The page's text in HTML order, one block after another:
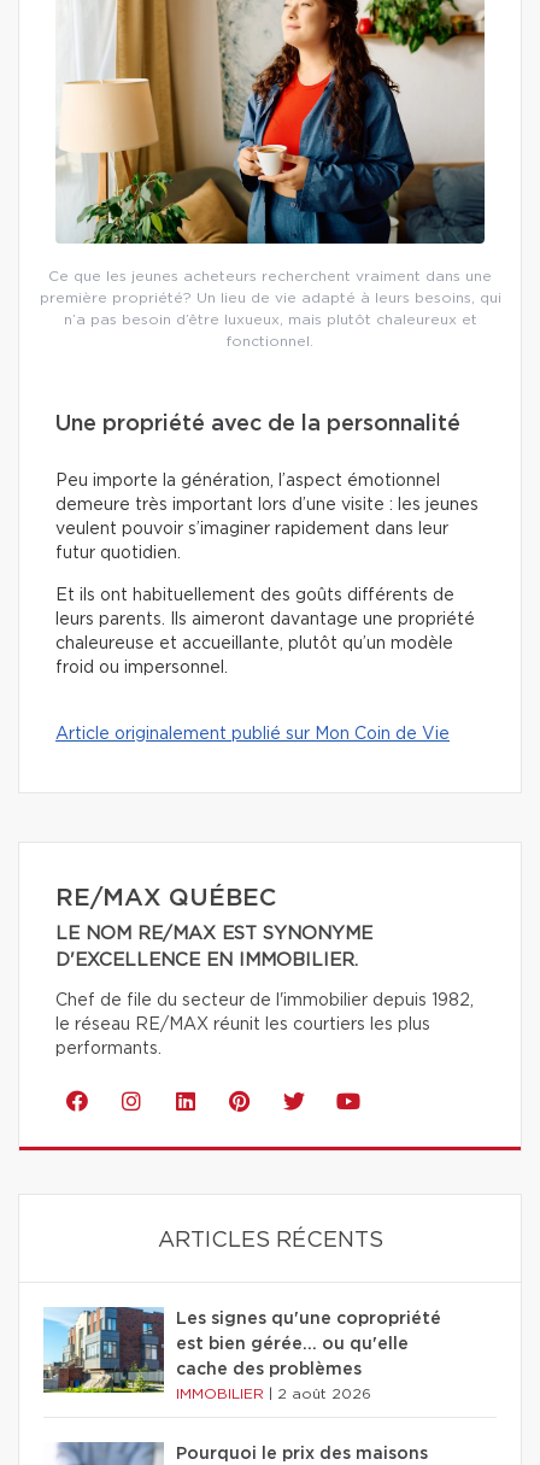
Ce que les jeunes acheteurs recherchent vraiment dans une
première propriété? Un lieu de vie adapté à leurs besoins, qui
n’a pas besoin d’être luxueux, mais plutôt chaleureux et
fonctionnel.
Une propriété avec de la personnalité
Peu importe la génération, l’aspect émotionnel
demeure très important lors d’une visite : les jeunes
veulent pouvoir s’imaginer rapidement dans leur
futur quotidien.
Et ils ont habituellement des goûts différents de
leurs parents. Ils aimeront davantage une propriété
chaleureuse et accueillante, plutôt qu’un modèle
froid ou impersonnel.
Article originalement publié sur Mon Coin de Vie
RE/MAX QUÉBEC
LE NOM RE/MAX EST SYNONYME
D'EXCELLENCE EN IMMOBILIER.
Chef de file du secteur de l'immobilier depuis 1982,
le réseau RE/MAX réunit les courtiers les plus
performants.
ARTICLES RÉCENTS
Les signes qu'une copropriété
est bien gérée… ou qu'elle
cache des problèmes
IMMOBILIER 2 août 2026
Pourquoi le prix des maisons